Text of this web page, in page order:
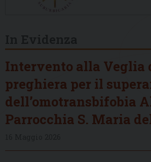
Intervento alla Veglia
preghiera per il
dell’omotransbifobia
Parrocchia S. Maria